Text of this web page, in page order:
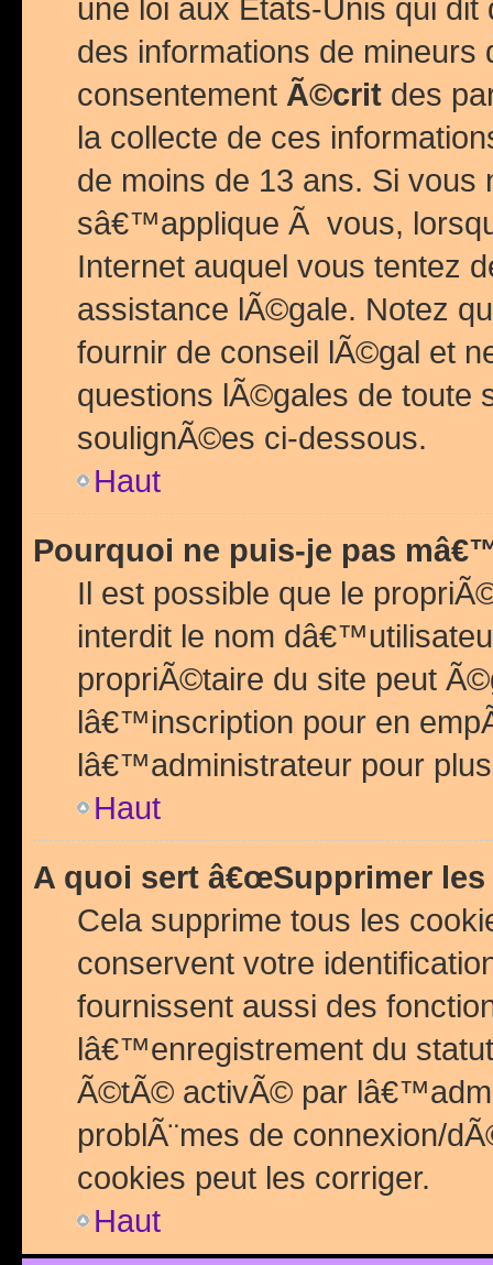
une loi aux Etats-Unis qui
des informations de mineurs
consentement Ã©crit des
la collecte de ces
de moins de 13 ans. Si
sâ€™applique Ã vous,
Internet auquel vous tentez
assistance lÃ©gale. Notez
fournir de conseil lÃ©gal et
questions lÃ©gales de
soulignÃ©es ci-dessous.
Haut
Pourquoi ne puis-je pas
Il est possible que le
interdit le nom
propriÃ©taire du site peut
lâ€™inscription pour en
lâ€™administrateur pour
Haut
A quoi sert â€œSupprimer les
Cela supprime tous les
conservent votre
fournissent aussi des
lâ€™enregistrement du
Ã©tÃ© activÃ© par
problÃ¨mes de connexion/
cookies peut les corriger.
Haut